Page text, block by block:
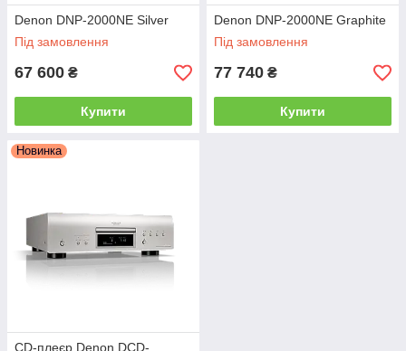
Denon DNP-2000NE Silver
Під замовлення
67 600 ₴
Купити
Denon DNP-2000NE Graphite
Під замовлення
77 740 ₴
Купити
Новинка
CD-плеєр Denon DCD-